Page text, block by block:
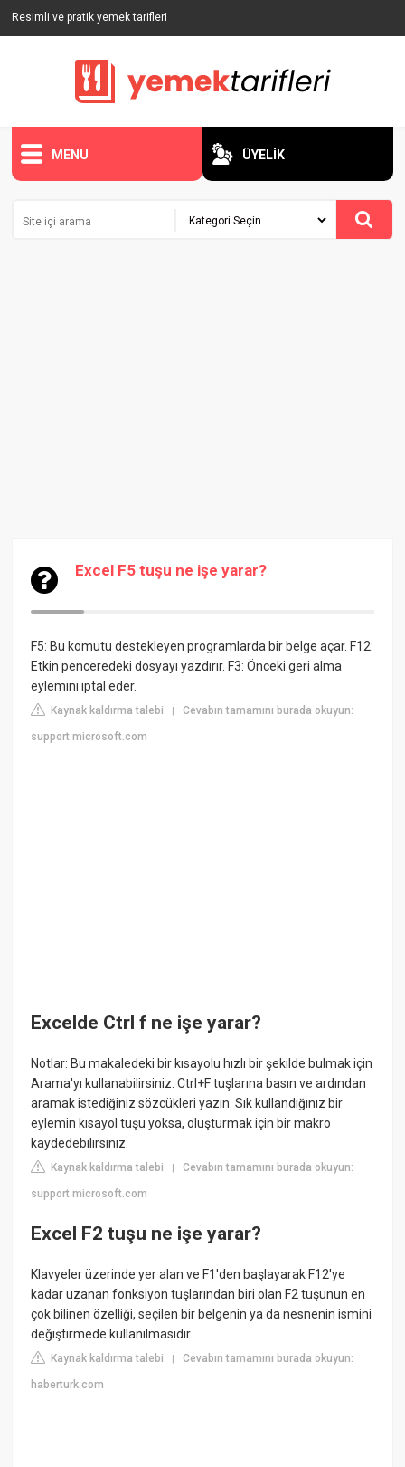
Resimli ve pratik yemek tarifleri
MENU ÜYELİK
Excel F5 tuşu ne işe yarar?
F5: Bu komutu destekleyen programlarda bir belge açar. F12:
Etkin penceredeki dosyayı yazdırır. F3: Önceki geri alma
eylemini iptal eder.
Kaynak kaldırma talebi |Cevabın tamamını burada okuyun:
support.microsoft.com
Excelde Ctrl f ne işe yarar?
Notlar: Bu makaledeki bir kısayolu hızlı bir şekilde bulmak için
Arama'yı kullanabilirsiniz. Ctrl+F tuşlarına basın ve ardından
aramak istediğiniz sözcükleri yazın. Sık kullandığınız bir
eylemin kısayol tuşu yoksa, oluşturmak için bir makro
kaydedebilirsiniz.
Kaynak kaldırma talebi |Cevabın tamamını burada okuyun:
support.microsoft.com
Excel F2 tuşu ne işe yarar?
Klavyeler üzerinde yer alan ve F1'den başlayarak F12'ye
kadar uzanan fonksiyon tuşlarından biri olan F2 tuşunun en
çok bilinen özelliği, seçilen bir belgenin ya da nesnenin ismini
değiştirmede kullanılmasıdır.
Kaynak kaldırma talebi |Cevabın tamamını burada okuyun:
haberturk.com